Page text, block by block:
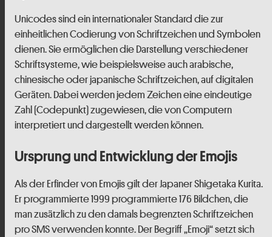
Unicodes sind ein internationaler Standard die zur
einheitlichen Codierung von Schriftzeichen und Symbolen
dienen. Sie ermöglichen die Darstellung verschiedener
Schriftsysteme, wie beispielsweise auch arabische,
chinesische oder japanische Schriftzeichen, auf digitalen
Geräten. Dabei werden jedem Zeichen eine eindeutige
Zahl (Codepunkt) zugewiesen, die von Computern
interpretiert und dargestellt werden können.
Ursprung und Entwicklung der Emojis
Als der Erfinder von Emojis gilt der Japaner Shigetaka Kurita.
Er programmierte 1999 programmierte 176 Bildchen, die
man zusätzlich zu den damals begrenzten Schriftzeichen
pro SMS verwenden konnte. Der Begriff „Emoji“ setzt sich